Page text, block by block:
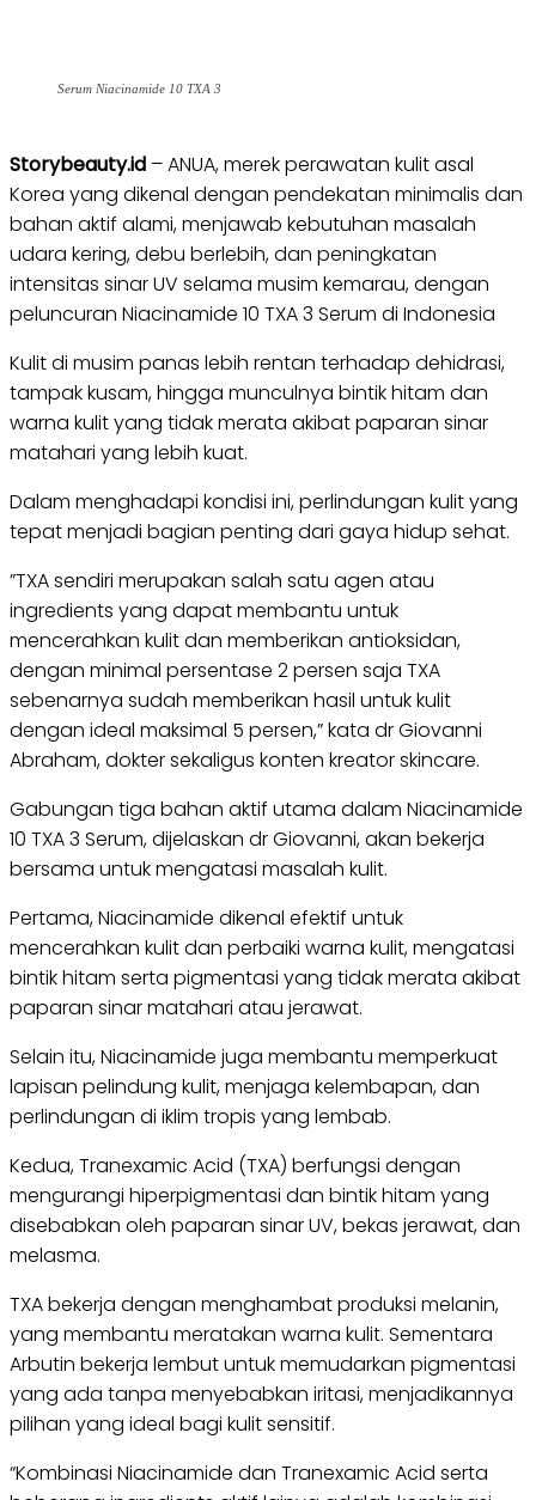
Serum Niacinamide 10 TXA 3
Storybeauty.id – ANUA, merek perawatan kulit asal
Korea yang dikenal dengan pendekatan minimalis dan
bahan aktif alami, menjawab kebutuhan masalah
udara kering, debu berlebih, dan peningkatan
intensitas sinar UV selama musim kemarau, dengan
peluncuran Niacinamide 10 TXA 3 Serum di Indonesia
Kulit di musim panas lebih rentan terhadap dehidrasi,
tampak kusam, hingga munculnya bintik hitam dan
warna kulit yang tidak merata akibat paparan sinar
matahari yang lebih kuat.
Dalam menghadapi kondisi ini, perlindungan kulit yang
tepat menjadi bagian penting dari gaya hidup sehat.
”TXA sendiri merupakan salah satu agen atau
ingredients yang dapat membantu untuk
mencerahkan kulit dan memberikan antioksidan,
dengan minimal persentase 2 persen saja TXA
sebenarnya sudah memberikan hasil untuk kulit
dengan ideal maksimal 5 persen,” kata dr Giovanni
Abraham, dokter sekaligus konten kreator skincare.
Gabungan tiga bahan aktif utama dalam Niacinamide
10 TXA 3 Serum, dijelaskan dr Giovanni, akan bekerja
bersama untuk mengatasi masalah kulit.
Pertama, Niacinamide dikenal efektif untuk
mencerahkan kulit dan perbaiki warna kulit, mengatasi
bintik hitam serta pigmentasi yang tidak merata akibat
paparan sinar matahari atau jerawat.
Selain itu, Niacinamide juga membantu memperkuat
lapisan pelindung kulit, menjaga kelembapan, dan
perlindungan di iklim tropis yang lembab.
Kedua, Tranexamic Acid (TXA) berfungsi dengan
mengurangi hiperpigmentasi dan bintik hitam yang
disebabkan oleh paparan sinar UV, bekas jerawat, dan
melasma.
TXA bekerja dengan menghambat produksi melanin,
yang membantu meratakan warna kulit. Sementara
Arbutin bekerja lembut untuk memudarkan pigmentasi
yang ada tanpa menyebabkan iritasi, menjadikannya
pilihan yang ideal bagi kulit sensitif.
“Kombinasi Niacinamide dan Tranexamic Acid serta